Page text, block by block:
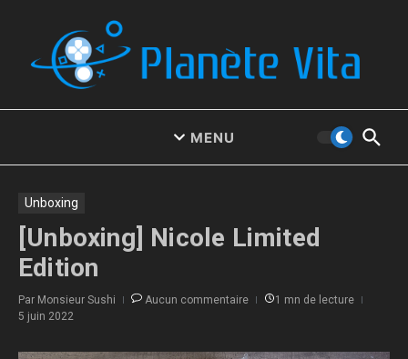
MENU
Unboxing
[Unboxing] Nicole Limited
Edition
Par Monsieur Sushi Aucun commentaire
1 mn de lecture
5 juin 2022